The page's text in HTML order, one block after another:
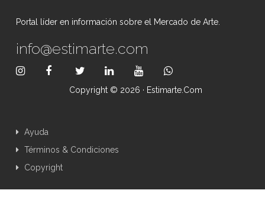
Portal líder en información sobre el Mercado de Arte.
info@estimarte.com
Copyright © 2026 · Estimarte.com
Ayuda
Términos & Condiciones
Copyright